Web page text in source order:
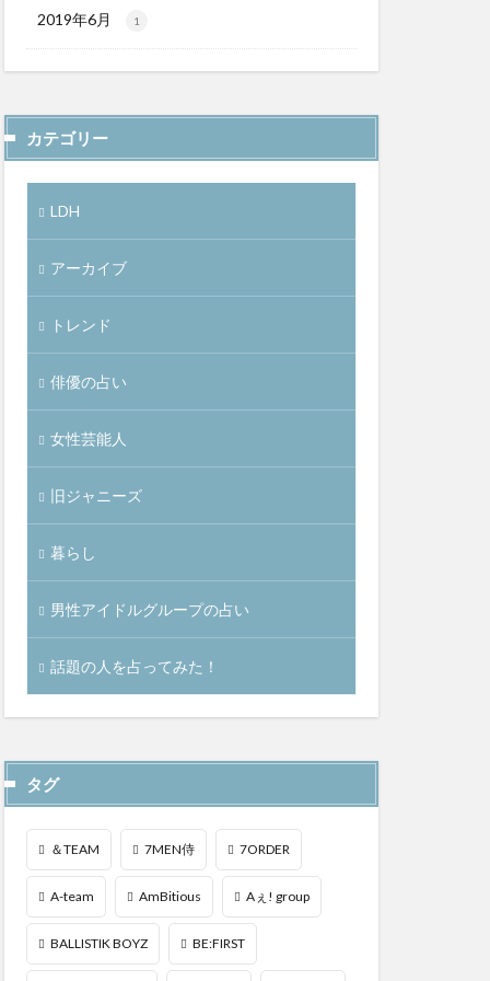
2019年6月 1
カテゴリー
LDH
アーカイブ
トレンド
俳優の占い
女性芸能人
旧ジャニーズ
暮らし
男性アイドルグループの占い
話題の人を占ってみた！
タグ
＆TEAM 7MEN侍 7ORDER
A-team AmBitious Aぇ! group
BALLISTIK BOYZ BE:FIRST